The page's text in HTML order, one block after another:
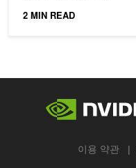
2 MIN READ
이용 약관